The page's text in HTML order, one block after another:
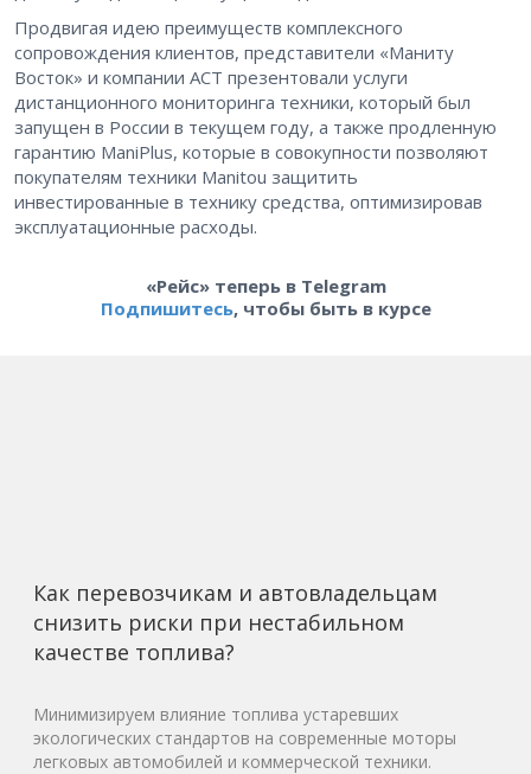
Продвигая идею преимуществ комплексного
сопровождения клиентов, представители «Маниту
Восток» и компании АСТ презентовали услуги
дистанционного мониторинга техники, который был
запущен в России в текущем году, а также продленную
гарантию ManiPlus, которые в совокупности позволяют
покупателям техники Manitou защитить
инвестированные в технику средства, оптимизировав
эксплуатационные расходы.
«Рейс» теперь в Telegram
Подпишитесь, чтобы быть в курсе
Как перевозчикам и автовладельцам
снизить риски при нестабильном
качестве топлива?
Минимизируем влияние топлива устаревших
экологических стандартов на современные моторы
легковых автомобилей и коммерческой техники.